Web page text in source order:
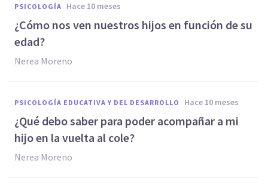
PSICOLOGÍA hace 10 meses
¿Cómo nos ven nuestros hijos en función de su
edad?
Nerea Moreno
PSICOLOGÍA EDUCATIVA Y DEL DESARROLLO hace 10 meses
¿Qué debo saber para poder acompañar a mi
hijo en la vuelta al cole?
Nerea Moreno